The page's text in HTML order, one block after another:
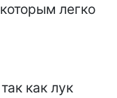
легко
как лук